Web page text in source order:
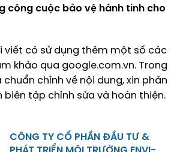
công cuộc bảo vệ hành tinh cho
viết có sử dụng thêm một số các
khảo qua google.com.vn. Trong
chỉnh về nội dung, xin phản
biên tập chỉnh sửa và hoàn thiện.
CÔNG TY CỔ PHẦN ĐẦU TƯ &